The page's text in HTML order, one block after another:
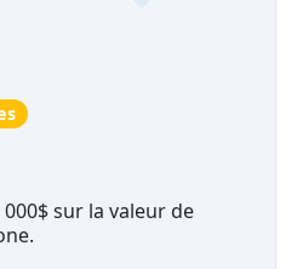
sur la valeur de